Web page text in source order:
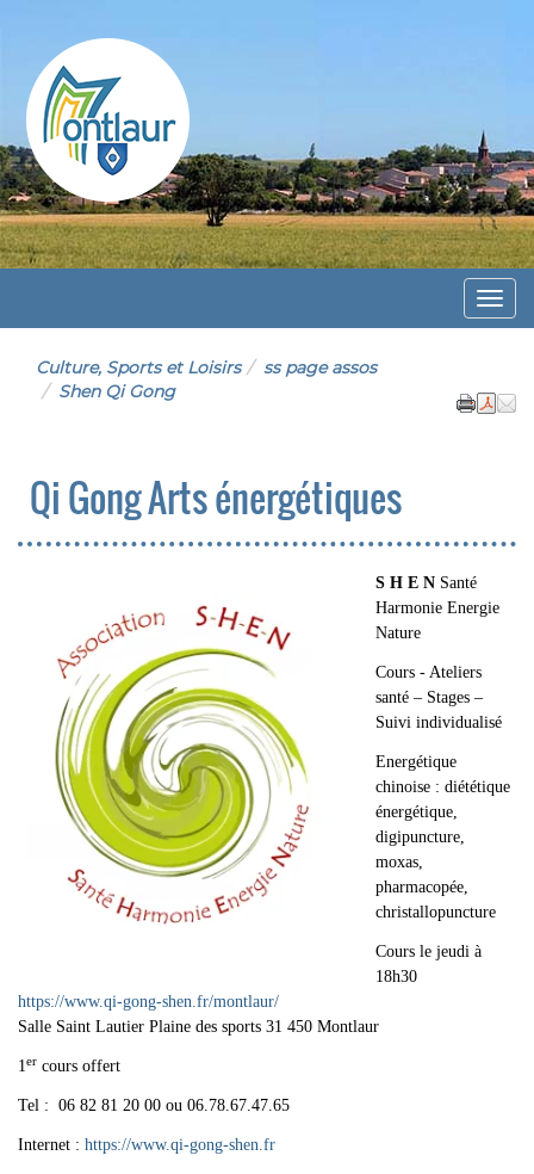
Montlaur
Menu
Culture, Sports et Loisirs
ss page assos
Shen Qi Gong
Qi Gong Arts énergétiques
S H E N Santé
Harmonie Energie
Nature
Cours - Ateliers
santé – Stages –
Suivi individualisé
Energétique
chinoise : diététique
énergétique,
digipuncture,
moxas,
pharmacopée,
christallopuncture
Cours le jeudi à
18h30
https://www.qi-gong-shen.fr/montlaur/
Salle Saint Lautier Plaine des sports 31 450 Montlaur
1er cours offert
Tel : 06 82 81 20 00 ou 06.78.67.47.65
Internet : https://www.qi-gong-shen.fr